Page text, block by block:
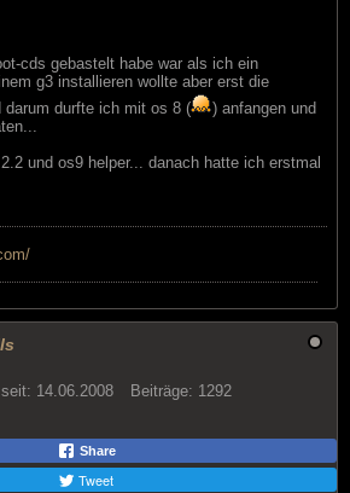
cds gebastelt habe war als ich ein
g3 installieren wollte aber erst die
darum durfte ich mit os 8 (
) anfangen und
und os9 helper... danach hatte ich erstmal
14.06.2008 Beiträge: 1292
Share
Tweet